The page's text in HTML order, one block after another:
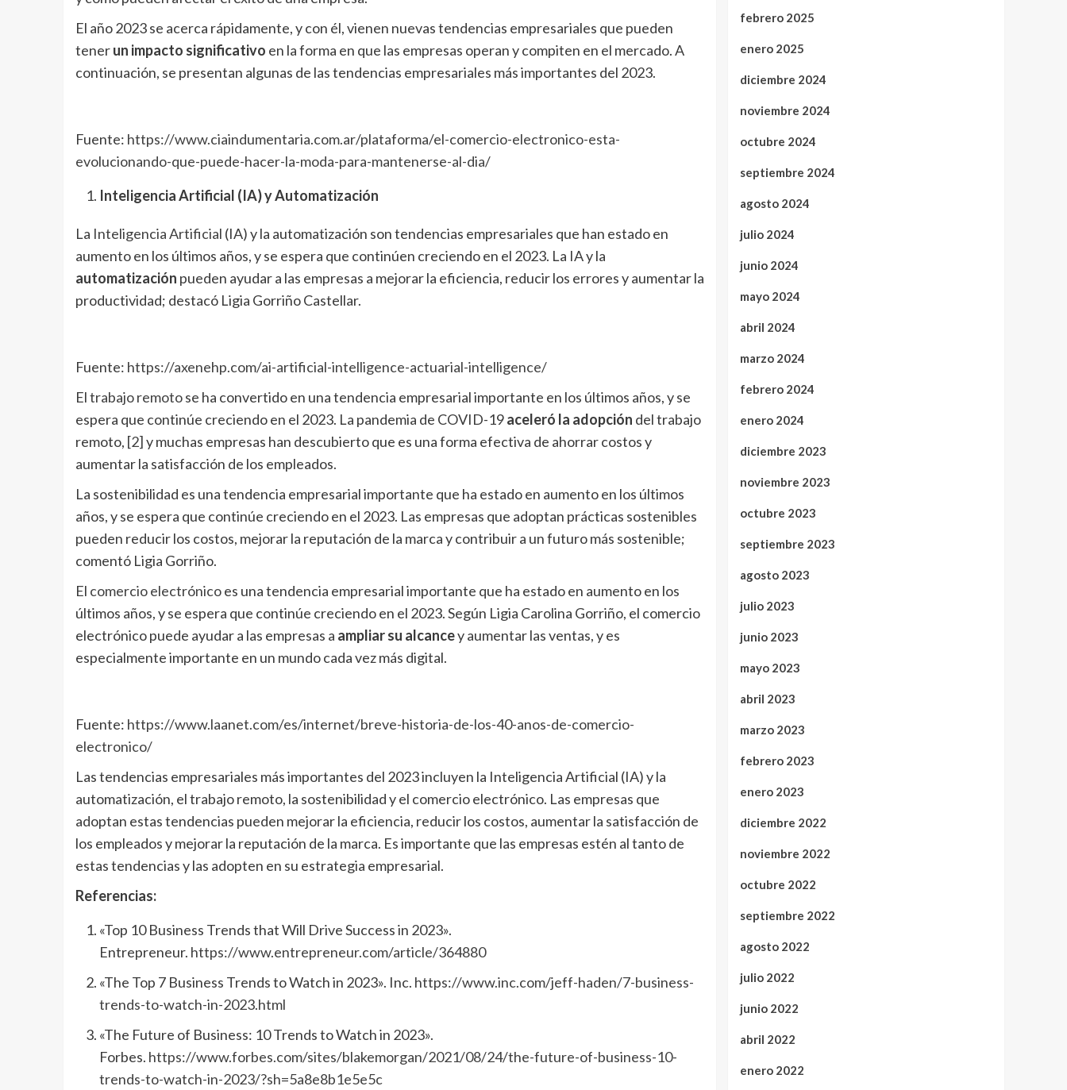
El año 2023 se acerca rápidamente, y con él, vienen nuevas tendencias empresariales que pueden
tenerun impacto significativo en la forma en que las empresas operan y compiten en el mercado. A
continuación, se presentan algunas de las tendencias empresariales más importantes del 2023.
Fuente: https://www.ciaindumentaria.com.ar/plataforma/el-comercio-electronico-esta-
evolucionando-que-puede-hacer-la-moda-para-mantenerse-al-dia/
Inteligencia Artificial (IA) y Automatización
La Inteligencia Artificial (IA) y la automatización son tendencias empresariales que han estado en
aumento en los últimos años, y se espera que continúen creciendo en el 2023. La IA y la
automatización pueden ayudar a las empresas a mejorar la eficiencia, reducir los errores y aumentar la
productividad; destacó Ligia Gorriño Castellar.
Fuente: https://axenehp.com/ai-artificial-intelligence-actuarial-intelligence/
Eltrabajo remotose ha convertido en una tendencia empresarial importante en los últimos años, y se
espera que continúe creciendo en el 2023. La pandemia de COVID-19aceleró la adopción del trabajo
remoto, [2]y muchas empresas han descubierto que es una forma efectiva de ahorrar costos y
aumentar la satisfacción de los empleados.
La sostenibilidad es una tendencia empresarial importante que ha estado en aumento en los últimos
años, y se espera que continúe creciendo en el 2023. Las empresas que adoptan prácticas sostenibles
pueden reducir los costos, mejorar la reputación de la marca y contribuir a un futuro más sostenible;
comentó Ligia Gorriño.
El comercio electrónicoes una tendencia empresarial importante que ha estado en aumento en los
últimos años, y se espera que continúe creciendo en el 2023. Según Ligia Carolina Gorriño, el comercio
electrónico puede ayudar a las empresas a ampliar su alcancey aumentar las ventas, y es
especialmente importante en un mundo cada vez más digital.
Fuente: https://www.laanet.com/es/internet/breve-historia-de-los-40-anos-de-comercio-
electronico/
Las tendencias empresariales más importantes del 2023 incluyen la Inteligencia Artificial (IA) y la
automatización, el trabajo remoto, la sostenibilidad y el comercio electrónico. Las empresas que
adoptan estas tendencias pueden mejorar la eficiencia, reducir los costos, aumentar la satisfacción de
los empleados y mejorar la reputación de la marca. Es importante que las empresas estén al tanto de
estas tendencias y las adopten en su estrategia empresarial.
Referencias:
«Top 10 Business Trends that Will Drive Success in 2023».
Entrepreneur. https://www.entrepreneur.com/article/364880
«The Top 7 Business Trends to Watch in 2023». Inc. https://www.inc.com/jeff-haden/7-business-
trends-to-watch-in-2023.html
«The Future of Business: 10 Trends to Watch in 2023».
Forbes. https://www.forbes.com/sites/blakemorgan/2021/08/24/the-future-of-business-10-
trends-to-watch-in-2023/?sh=5a8e8b1e5e5c
febrero 2025
enero 2025
diciembre 2024
noviembre 2024
octubre 2024
septiembre 2024
agosto 2024
julio 2024
junio 2024
mayo 2024
abril 2024
marzo 2024
febrero 2024
enero 2024
diciembre 2023
noviembre 2023
octubre 2023
septiembre 2023
agosto 2023
julio 2023
junio 2023
mayo 2023
abril 2023
marzo 2023
febrero 2023
enero 2023
diciembre 2022
noviembre 2022
octubre 2022
septiembre 2022
agosto 2022
julio 2022
junio 2022
abril 2022
enero 2022